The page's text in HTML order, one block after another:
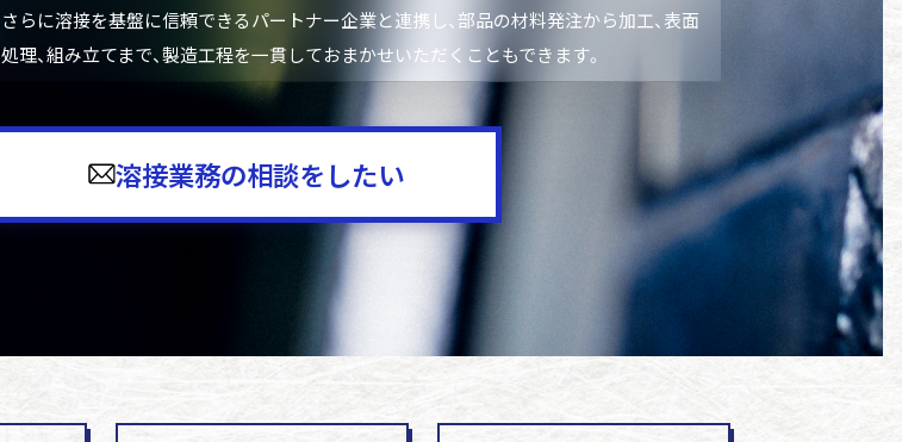
さらに溶接を基盤に信頼できるパートナー企業と連携し、部品の材料発注から加工、表面
処理、組み立てまで、製造工程を一貫しておまかせいただくこともできます。
溶接業務の相談をしたい